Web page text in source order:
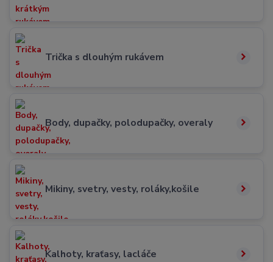
Trička s dlouhým rukávem
Body, dupačky, polodupačky, overaly
Mikiny, svetry, vesty, roláky,košile
Kalhoty, kraťasy, lacláče